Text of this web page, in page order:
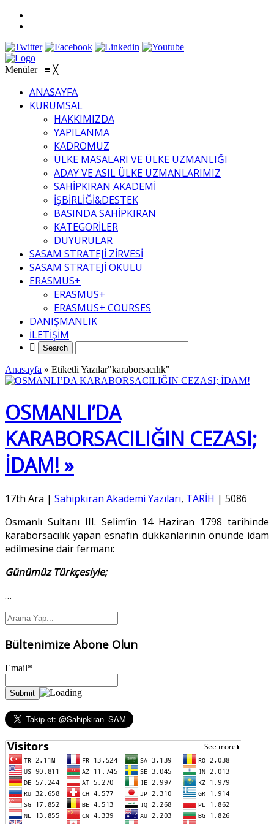
Menüler ≡ ╳
ANASAYFA
KURUMSAL
HAKKIMIZDA
YAPILANMA
KADROMUZ
ÜLKE MASALARI VE ÜLKE UZMANLIĞI
ADAY VE ASIL ÜLKE UZMANLARIMIZ
SAHİPKIRAN AKADEMİ
İŞBİRLİĞİ&DESTEK
BASINDA SAHİPKIRAN
KATEGORİLER
DUYURULAR
SASAM STRATEJİ ZİRVESİ
SASAM STRATEJİ OKULU
ERASMUS+
ERASMUS+
ERASMUS+ COURSES
DANIŞMANLIK
İLETİŞİM
Anasayfa » Etiketli Yazılar"karaborsacılık"
OSMANLI’DA
KARABORSACILIĞIN CEZASI;
İDAM! »
17th Ara | Sahipkıran Akademi Yazıları, TARİH | 5086
Osmanlı Sultanı III. Selim’in 14 Haziran 1798 tarihinde
karaborsacılık yapan esnafın dükkanlarının önünde idam
edilmesine dair fermanı:
Günümüz Türkçesiyle;
…
Bültenimize Abone Olun
Email*